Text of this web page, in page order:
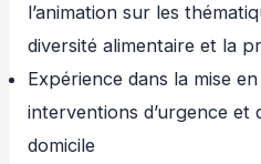
l’animation sur les
diversité alimentaire et la
Expérience dans la mise
interventions d’urgence et
domicile